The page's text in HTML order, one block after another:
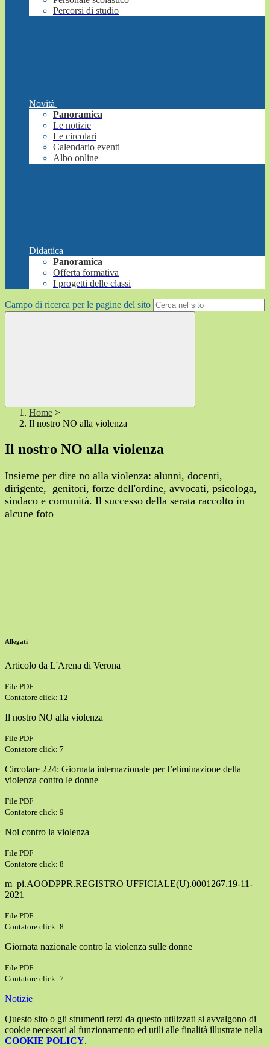
Percorsi di studio
Novità
Panoramica
Le notizie
Le circolari
Calendario eventi
Albo online
Didattica
Panoramica
Offerta formativa
I progetti delle classi
Campo di ricerca per le pagine del sito
Home >
Il nostro NO alla violenza
Il nostro NO alla violenza
Insieme per dire no alla violenza: alunni, docenti,
dirigente, genitori, forze dell'ordine, avvocati, psicologa,
sindaco e comunità. Il successo della serata raccolto in
alcune foto
Allegati
Articolo da L'Arena di Verona
File PDF
Contatore click: 12
Il nostro NO alla violenza
File PDF
Contatore click: 7
Circolare 224: Giornata internazionale per l’eliminazione della
violenza contro le donne
File PDF
Contatore click: 9
Noi contro la violenza
File PDF
Contatore click: 8
m_pi.AOODPPR.REGISTRO UFFICIALE(U).0001267.19-11-
2021
File PDF
Contatore click: 8
Giornata nazionale contro la violenza sulle donne
File PDF
Contatore click: 7
Notizie
Questo sito o gli strumenti terzi da questo utilizzati si avvalgono di
cookie necessari al funzionamento ed utili alle finalità illustrate nella
COOKIE POLICY.